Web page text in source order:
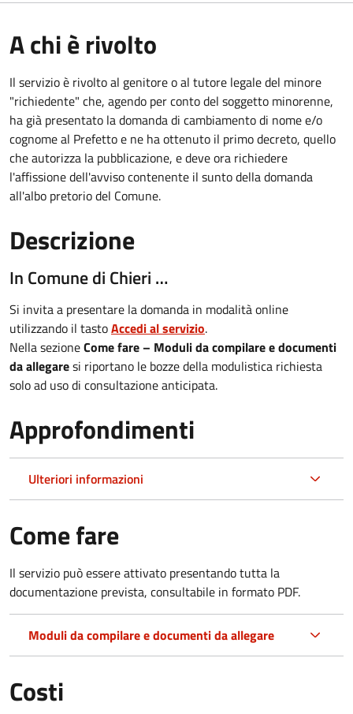
A chi è rivolto
Il servizio è rivolto al genitore o al tutore legale del minore
"richiedente" che, agendo per conto del soggetto minorenne,
ha già presentato la domanda di cambiamento di nome e/o
cognome al Prefetto e ne ha ottenuto il primo decreto, quello
che autorizza la pubblicazione, e deve ora richiedere
l'affissione dell'avviso contenente il sunto della domanda
all'albo pretorio del Comune.
Descrizione
In Comune di Chieri …
Si invita a presentare la domanda in modalità online
utilizzando il tastoAccedi al servizio.
Nella sezioneCome fare – Moduli da compilare e documenti
da allegaresi riportano le bozze della modulistica richiesta
solo ad uso di consultazione anticipata.
Approfondimenti
Ulteriori informazioni
Come fare
Il servizio può essere attivato presentando tutta la
documentazione prevista, consultabile in formato PDF.
Moduli da compilare e documenti da allegare
Costi